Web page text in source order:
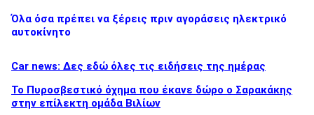
Όλα όσα πρέπει να ξέρεις πριν αγοράσεις ηλεκτρικό
αυτοκίνητο
Car news: Δες εδώ όλες τις ειδήσεις της ημέρας
Το Πυροσβεστικό όχημα που έκανε δώρο ο Σαρακάκης
στην επίλεκτη ομάδα Βιλίων